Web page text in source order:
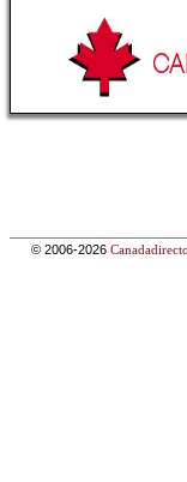
© 2006-2026